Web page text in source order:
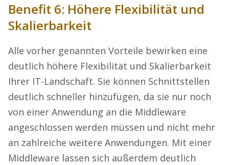
Benefit 6: Höhere Flexibilität und
Skalierbarkeit
Alle vorher genannten Vorteile bewirken eine
deutlich höhere Flexibilität und Skalierbarkeit
Ihrer IT-Landschaft. Sie können Schnittstellen
deutlich schneller hinzufügen, da sie nur noch
von einer Anwendung an die Middleware
angeschlossen werden müssen und nicht mehr
an zahlreiche weitere Anwendungen. Mit einer
Middleware lassen sich außerdem deutlich